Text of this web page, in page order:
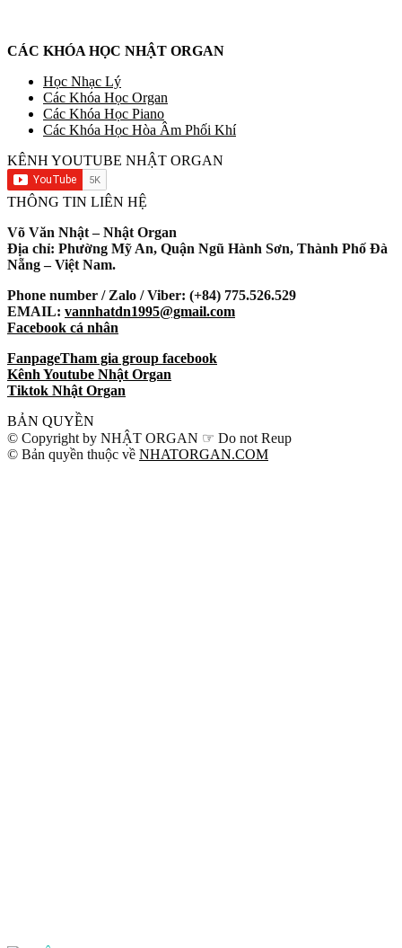
CÁC KHÓA HỌC NHẬT ORGAN
Học Nhạc Lý
Các Khóa Học Organ
Các Khóa Học Piano
Các Khóa Học Hòa Âm Phối Khí
KÊNH YOUTUBE NHẬT ORGAN
THÔNG TIN LIÊN HỆ
Võ Văn Nhật – Nhật Organ
Địa chỉ: Phường Mỹ An, Quận Ngũ Hành Sơn, Thành Phố Đà
Nẵng – Việt Nam.
Phone number / Zalo / Viber: (+84) 775.526.529
EMAIL: vannhatdn1995@gmail.com
Facebook cá nhân
FanpageTham gia group facebook
Kênh Youtube Nhật Organ
Tiktok Nhật Organ
BẢN QUYỀN
© Copyright by NHẬT ORGAN ☞ Do not Reup
© Bản quyền thuộc về NHATORGAN.COM